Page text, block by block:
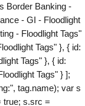
Border Banking -
- GI - Floodlight
- Floodlight Tags"
Tags" }, { id:
Tags" }, { id:
Tags" } ];
tag.name); var s
true; s.src =